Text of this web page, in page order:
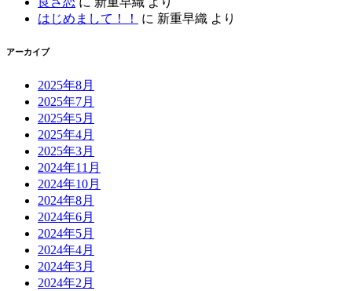
はじめまして！！
に 新重早織 より
アーカイブ
2025年8月
2025年7月
2025年5月
2025年4月
2025年3月
2024年11月
2024年10月
2024年8月
2024年6月
2024年5月
2024年4月
2024年3月
2024年2月